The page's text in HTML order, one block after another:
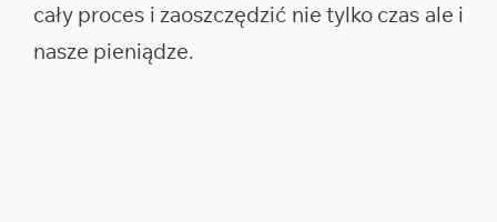
cały proces i zaoszczędzić nie tylko czas ale i
nasze pieniądze.